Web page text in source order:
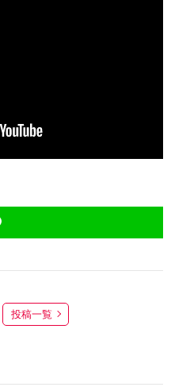
投稿一覧